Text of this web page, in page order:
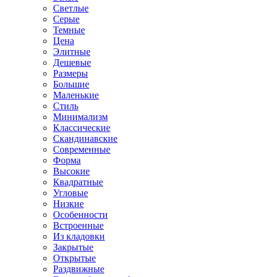
Светлые
Серые
Темные
Цена
Элитные
Дешевые
Размеры
Большие
Маленькие
Стиль
Минимализм
Классические
Скандинавские
Современные
Форма
Высокие
Квадратные
Угловые
Низкие
Особенности
Встроенные
Из кладовки
Закрытые
Открытые
Раздвижные